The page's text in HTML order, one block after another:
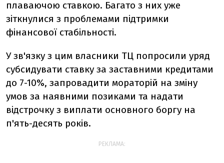
плаваючою ставкою. Багато з них уже
зіткнулися з проблемами підтримки
фінансової стабільності.
У зв'язку з цим власники ТЦ попросили уряд
субсидувати ставку за заставними кредитами
до 7-10%, запровадити мораторій на зміну
умов за наявними позиками та надати
відстрочку з виплати основного боргу на
п'ять-десять років.
РЕКЛАМА: